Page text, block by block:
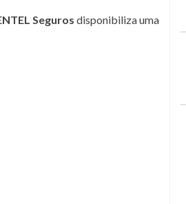
Seguros disponibiliza uma